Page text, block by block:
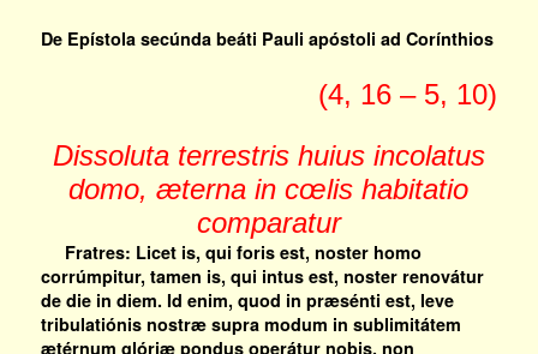
De Epístola secúnda beáti Pauli apóstoli ad Corínthios
(4, 16 – 5, 10)
Dissoluta terrestris huius incolatus
domo, æterna in cœlis habitatio
comparatur
Fratres: Licet is, qui foris est, noster homo
corrúmpitur, tamen is, qui intus est, noster renovátur
de die in diem. Id enim, quod in præsénti est, leve
tribulatiónis nostræ supra modum in sublimitátem
ætérnum glóriæ pondus operátur nobis, non